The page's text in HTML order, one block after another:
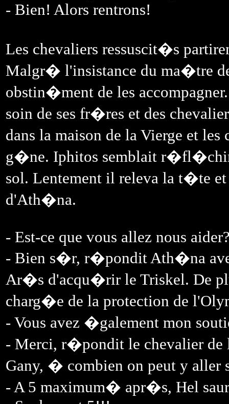
- Bien! Alors rentrons!
Les chevaliers ressuscit�s
Malgr� l'insistance du ma�tre
obstin�ment de les
soin de ses fr�res et des
dans la maison de la Vierge et
g�ne. Iphitos semblait
sol. Lentement il releva la t�te
d'Ath�na.
- Est-ce que vous allez nous
- Bien s�r, r�pondit Ath�na
Ar�s d'acqu�rir le Triskel. De
charg�e de la protection de
- Vous avez �galement mon
- Merci, r�pondit le chevalier
Gany, � combien on peut y aller
- A 5 maximum� apr�s, Hel